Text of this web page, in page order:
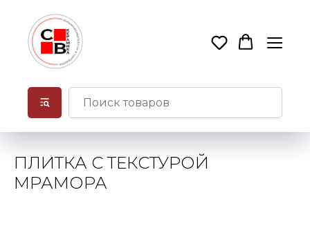
ПЛИТКА С ТЕКСТУРОЙ
МРАМОРА